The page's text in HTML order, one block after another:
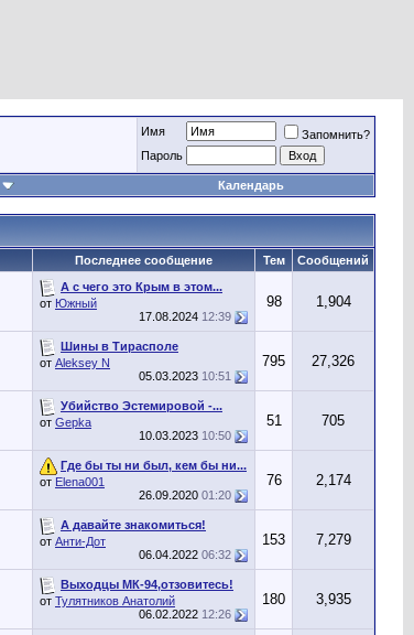
Имя
Запомнить?
Пароль
Календарь
Последнее сообщение Тем Сообщений
А с чего это Крым в этом...
от Южный
17.08.2024 12:39
98 1,904
Шины в Тирасполе
от Aleksey N
05.03.2023 10:51
795 27,326
Убийство Эстемировой -...
от Gepka
10.03.2023 10:50
51 705
Где бы ты ни был, кем бы ни...
от Elena001
26.09.2020 01:20
76 2,174
А давайте знакомиться!
от Анти-Дот
06.04.2022 06:32
153 7,279
Выходцы МК-94,отзовитесь!
от Тулятников Анатолий
06.02.2022 12:26
180 3,935